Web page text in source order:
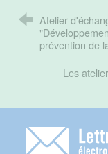
Atelier
prévention de
Les